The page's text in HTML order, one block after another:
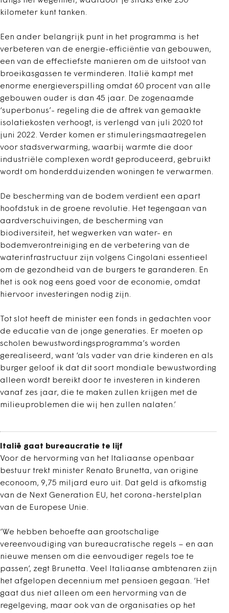
kilometer kunt tanken.
Een ander belangrijk punt in het programma is het
verbeteren van de energie-efficiëntie van gebouwen,
een van de effectiefste manieren om de uitstoot van
broeikasgassen te verminderen. Italië kampt met
enorme energieverspilling omdat 60 procent van alle
gebouwen ouder is dan 45 jaar. De zogenaamde
‘superbonus’- regeling die de aftrek van gemaakte
isolatiekosten verhoogt, is verlengd van juli 2020 tot
juni 2022. Verder komen er stimuleringsmaatregelen
voor stadsverwarming, waarbij warmte die door
industriële complexen wordt geproduceerd, gebruikt
wordt om honderdduizenden woningen te verwarmen.
De bescherming van de bodem verdient een apart
hoofdstuk in de groene revolutie. Het tegengaan van
aardverschuivingen, de bescherming van
biodiversiteit, het wegwerken van water- en
bodemverontreiniging en de verbetering van de
waterinfrastructuur zijn volgens Cingolani essentieel
om de gezondheid van de burgers te garanderen. En
het is ook nog eens goed voor de economie, omdat
hiervoor investeringen nodig zijn.
Tot slot heeft de minister een fonds in gedachten voor
de educatie van de jonge generaties. Er moeten op
scholen bewustwordingsprogramma’s worden
gerealiseerd, want ‘als vader van drie kinderen en als
burger geloof ik dat dit soort mondiale bewustwording
alleen wordt bereikt door te investeren in kinderen
vanaf zes jaar, die te maken zullen krijgen met de
milieuproblemen die wij hen zullen nalaten.’
Italië gaat bureaucratie te lijf
Voor de hervorming van het Italiaanse openbaar
bestuur trekt minister Renato Brunetta, van origine
econoom, 9,75 miljard euro uit. Dat geld is afkomstig
van de Next Generation EU, het corona-herstelplan
van de Europese Unie.
‘We hebben behoefte aan grootschalige
vereenvoudiging van bureaucratische regels – en aan
nieuwe mensen om die eenvoudiger regels toe te
passen’, zegt Brunetta. Veel Italiaanse ambtenaren zijn
het afgelopen decennium met pensioen gegaan. ‘Het
gaat dus niet alleen om een hervorming van de
regelgeving, maar ook van de organisaties op het